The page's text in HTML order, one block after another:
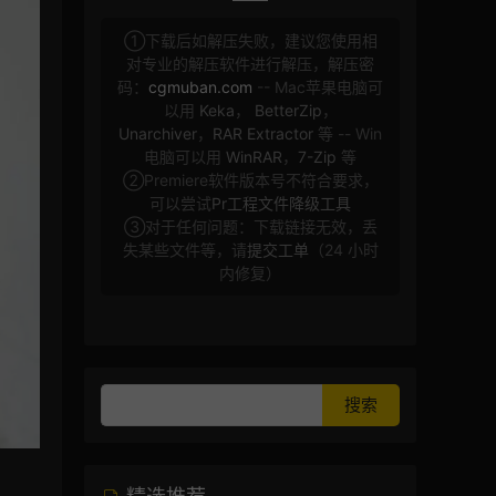
①下载后如解压失败，建议您使用相
对专业的解压软件进行解压，解压密
码： cgmuban.com -- Mac苹果电脑可
以用 Keka ， BetterZip ，
Unarchiver， RAR Extractor 等 -- Win
电脑可以用 WinRAR ， 7-Zip 等
②Premiere软件版本号不符合要求，
可以尝试Pr工程文件降级工具
③对于任何问题：下载链接无效，丢
失某些文件等，请提交工单 （24 小时
内修复）